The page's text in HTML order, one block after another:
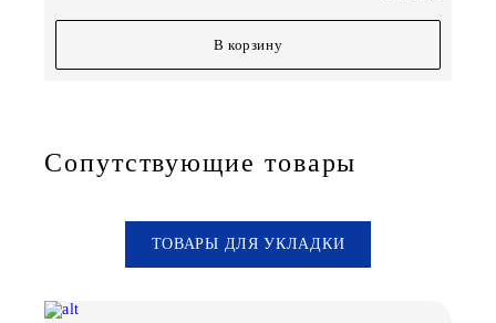
В корзину
Сопутствующие товары
ТОВАРЫ ДЛЯ УКЛАДКИ